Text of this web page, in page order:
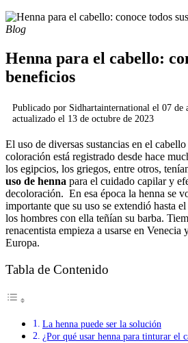
Blog
Henna para el cabello:
beneficios
Publicado por Sidhartainternational el 07 de
actualizado el 13 de octubre de 2023
El uso de diversas sustancias en el
coloración está registrado desde hace
los egipcios, los griegos, entre otros,
uso de henna para el cuidado capilar y
decoloración. En esa época la henna se
importante que su uso se extendió hasta
los hombres con ella teñían su barba.
renacentista empieza a usarse en Venecia
Europa.
Tabla de Contenido
La henna puede ser la solución
¿Por qué usar henna para tinturar el